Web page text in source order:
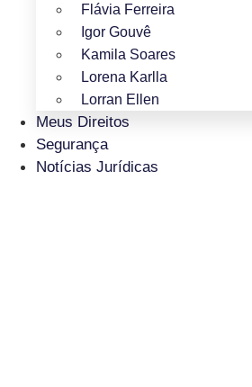
Flávia Ferreira
Igor Gouvê
Kamila Soares
Lorena Karlla
Lorran Ellen
Meus Direitos
Segurança
Notícias Jurídicas